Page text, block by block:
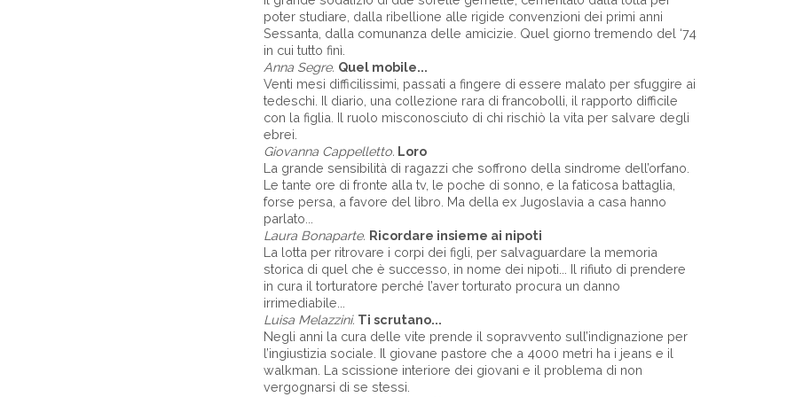
poter studiare, dalla ribellione alle rigide convenzioni dei primi anni
Sessanta, dalla comunanza delle amicizie. Quel giorno tremendo del ‘74
in cui tutto finì.
Anna Segre. Quel mobile...
Venti mesi difficilissimi, passati a fingere di essere malato per sfuggire ai
tedeschi. Il diario, una collezione rara di francobolli, il rapporto difficile
con la figlia. Il ruolo misconosciuto di chi rischiò la vita per salvare degli
ebrei.
Giovanna Cappelletto. Loro
La grande sensibilità di ragazzi che soffrono della sindrome dell’orfano.
Le tante ore di fronte alla tv, le poche di sonno, e la faticosa battaglia,
forse persa, a favore del libro. Ma della ex Jugoslavia a casa hanno
parlato...
Laura Bonaparte. Ricordare insieme ai nipoti
La lotta per ritrovare i corpi dei figli, per salvaguardare la memoria
storica di quel che è successo, in nome dei nipoti... Il rifiuto di prendere
in cura il torturatore perché l’aver torturato procura un danno
irrimediabile...
Luisa Melazzini. Ti scrutano...
Negli anni la cura delle vite prende il sopravvento sull’indignazione per
l’ingiustizia sociale. Il giovane pastore che a 4000 metri ha i jeans e il
walkman. La scissione interiore dei giovani e il problema di non
vergognarsi di se stessi.